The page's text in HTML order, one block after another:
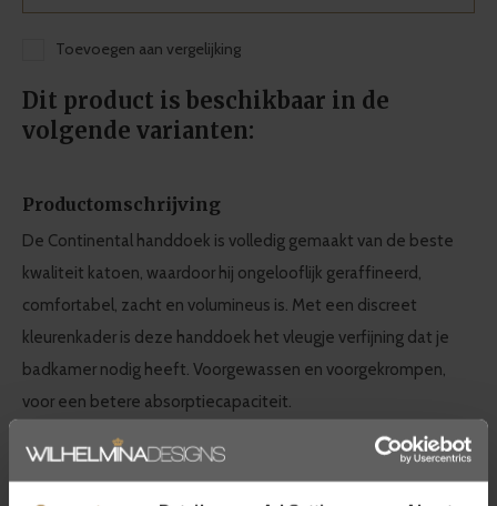
Toevoegen aan vergelijking
Dit product is beschikbaar in de
volgende varianten:
Productomschrijving
De Continental handdoek is volledig gemaakt van de beste
kwaliteit katoen, waardoor hij ongelooflijk geraffineerd,
comfortabel, zacht en volumineus is. Met een discreet
kleurenkader is deze handdoek het vleugje verfijning dat je
badkamer nodig heeft. Voorgewassen en voorgekrompen,
voor een betere absorptiecapaciteit.
Graccioza badtextiel collectie